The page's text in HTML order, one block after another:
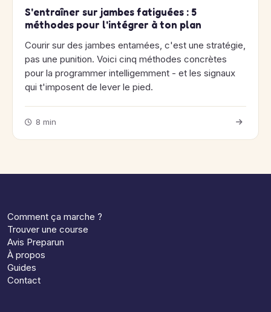
S'entraîner sur jambes fatiguées : 5
méthodes pour l'intégrer à ton plan
Courir sur des jambes entamées, c'est une stratégie,
pas une punition. Voici cinq méthodes concrètes
pour la programmer intelligemment - et les signaux
qui t'imposent de lever le pied.
8 min
Comment ça marche ?
Trouver une course
Avis Preparun
À propos
Guides
Contact